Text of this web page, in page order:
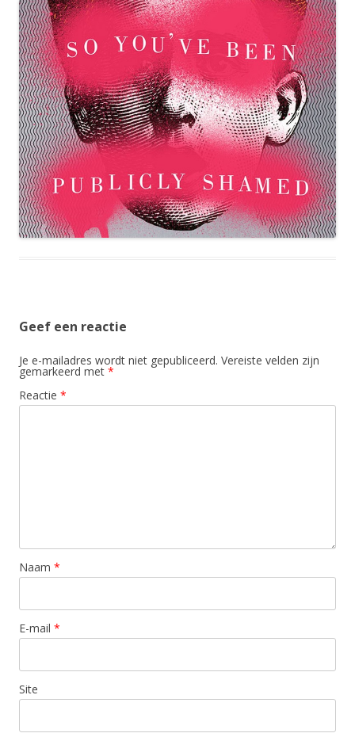
Geef een reactie
Je e-mailadres wordt niet gepubliceerd. Vereiste velden zijn
gemarkeerd met *
Reactie *
Naam *
E-mail *
Site